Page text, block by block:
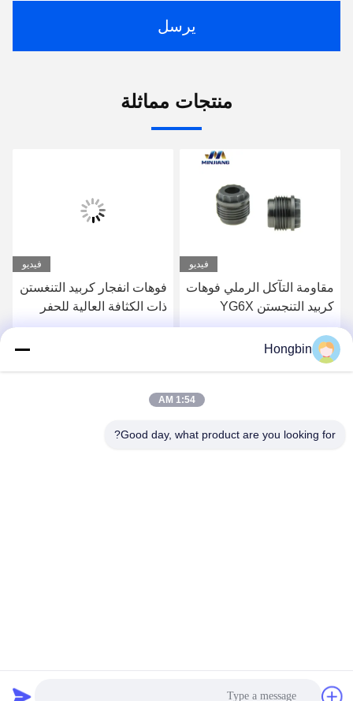
يرسل
منتجات مماثلة
فيديو
مقاومة التآكل الرملي فوهات
كربيد التنجستن YG6X
فيديو
فوهات انفجار كربيد التنغستن
ذات الكثافة العالية للحفر
الصناعي
Hongbin
1:54 AM
Good day, what product are you looking for?